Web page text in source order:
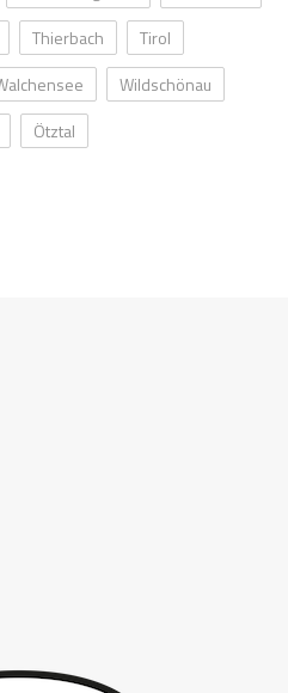
Thierbach
Tirol
Wildschönau
Ötztal